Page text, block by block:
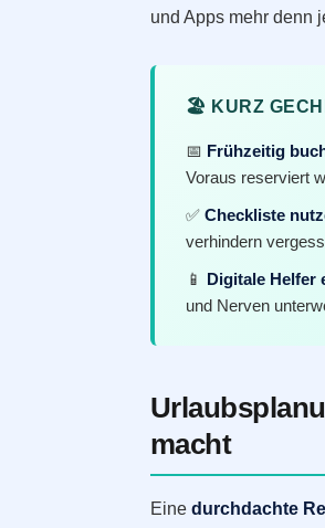
und Apps mehr denn
🏖️ KURZ
📅 Frühzeitig
Voraus reserviert
✅ Checkliste
verhindern
📱 Digitale Helfer
und Nerven
macht
Eine durchdachte